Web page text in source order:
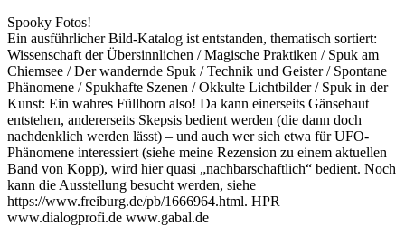
Spooky Fotos!
Ein ausführlicher Bild-Katalog ist entstanden, thematisch sortiert:
Wissenschaft der Übersinnlichen / Magische Praktiken / Spuk am
Chiemsee / Der wandernde Spuk / Technik und Geister / Spontane
Phänomene / Spukhafte Szenen / Okkulte Lichtbilder / Spuk in der
Kunst: Ein wahres Füllhorn also! Da kann einerseits Gänsehaut
entstehen, andererseits Skepsis bedient werden (die dann doch
nachdenklich werden lässt) – und auch wer sich etwa für UFO-
Phänomene interessiert (siehe meine Rezension zu einem aktuellen
Band von Kopp), wird hier quasi „nachbarschaftlich“ bedient. Noch
kann die Ausstellung besucht werden, siehe
https://www.freiburg.de/pb/1666964.html. HPR
www.dialogprofi.de www.gabal.de